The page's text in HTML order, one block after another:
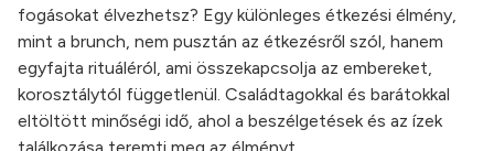
fogásokat élvezhetsz? Egy különleges étkezési élmény,
mint a brunch, nem pusztán az étkezésről szól, hanem
egyfajta rituáléról, ami összekapcsolja az embereket,
korosztálytól függetlenül. Családtagokkal és barátokkal
eltöltött minőségi idő, ahol a beszélgetések és az ízek